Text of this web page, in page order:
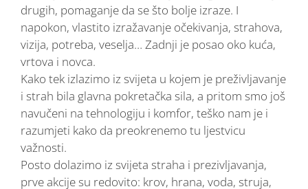
drugih, pomaganje da se što bolje izraze. I
napokon, vlastito izražavanje očekivanja, strahova,
vizija, potreba, veselja… Zadnji je posao oko kuća,
vrtova i novca.
Kako tek izlazimo iz svijeta u kojem je preživljavanje
i strah bila glavna pokretačka sila, a pritom smo još
navučeni na tehnologiju i komfor, teško nam je i
razumjeti kako da preokrenemo tu ljestvicu
važnosti.
Posto dolazimo iz svijeta straha i prezivljavanja,
prve akcije su redovito: krov, hrana, voda, struja,